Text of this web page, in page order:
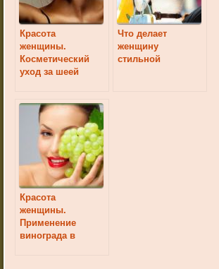
Красота
женщины.
Косметический
уход за шеей
Что делает
женщину
стильной
Красота
женщины.
Применение
винограда в